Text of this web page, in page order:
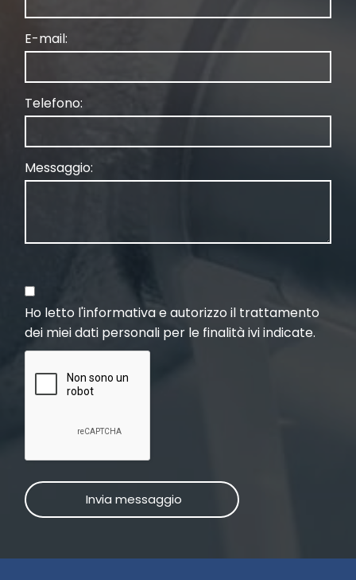
E-mail:
Telefono:
Messaggio:
Ho letto l'informativae autorizzo il trattamento
dei miei dati personali per le finalità ivi indicate.